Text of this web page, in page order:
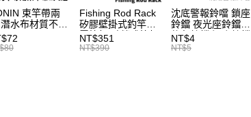
束竿帶兩
水布材質不傷
竿 A027
Fishing Rod Rack
矽膠壁掛式釣竿架
置竿架 壁鎖式竿架
釣竿展示架 T1086
NT$351
NT$390
沈底警報鈴噹 鎖座
鈴鐺 夜光座鈴鐺
釣魚鈴鐺 沉底鈴鐺
1入 可插
NT$4
NT$5